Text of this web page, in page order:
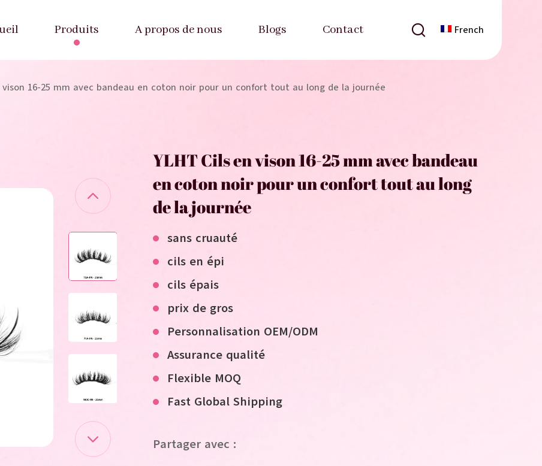
Produits A propos de nous Blogs Contact French
vison 16-25 mm avec bandeau en coton noir pour un confort tout au long de la journée
YLHT Cils en vison 16-25 mm avec bandeau
en coton noir pour un confort tout au long
de la journée
sans cruauté
cils en épi
cils épais
prix de gros
Personnalisation OEM/ODM
Assurance qualité
Flexible MOQ
Fast GlobalShipping
Partager avec :